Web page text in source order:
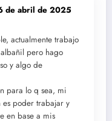
de abril de 2025
actualmente trabajo
pero hago
y algo de
para lo q sea, mi
poder trabajar y
en base a mis